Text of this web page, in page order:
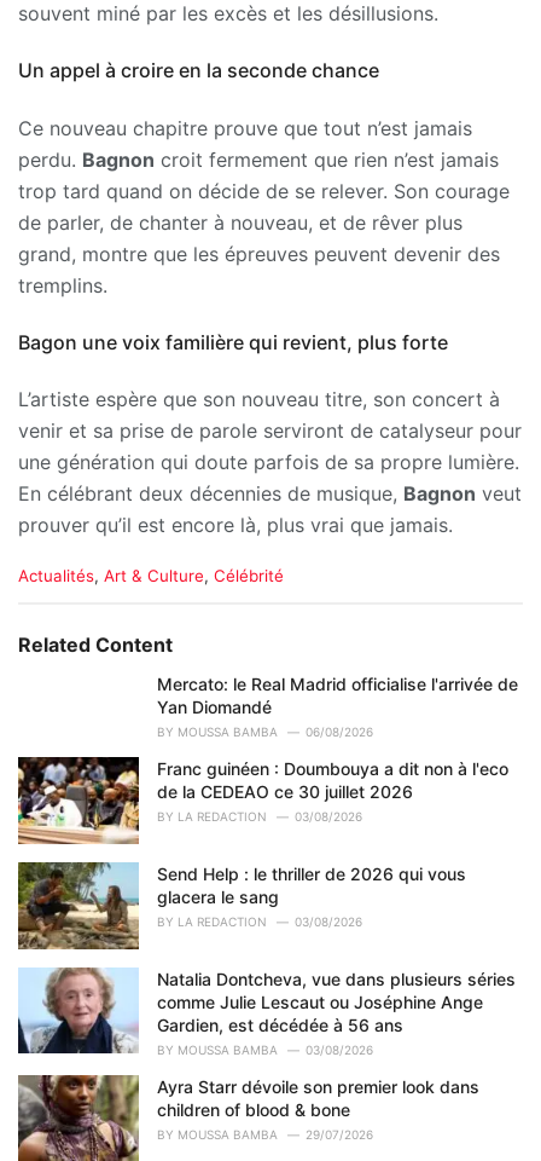
souvent miné par les excès et les désillusions.
Un appel à croire en la seconde chance
Ce nouveau chapitre prouve que tout n’est jamais
perdu. Bagnon croit fermement que rien n’est jamais
trop tard quand on décide de se relever. Son courage
de parler, de chanter à nouveau, et de rêver plus
grand, montre que les épreuves peuvent devenir des
tremplins.
Bagon une voix familière qui revient, plus forte
L’artiste espère que son nouveau titre, son concert à
venir et sa prise de parole serviront de catalyseur pour
une génération qui doute parfois de sa propre lumière.
En célébrant deux décennies de musique, Bagnon veut
prouver qu’il est encore là, plus vrai que jamais.
C
e
s
:
Actualités, Art & Culture, Célébrité
Related Content
Mercato: le Real Madrid officialise l'arrivée de
Yan Diomandé
BY MOUSSA BAMBA 06/08/2026
Franc guinéen : Doumbouya a dit non à l'eco
de la CEDEAO ce 30 juillet 2026
BY LA REDACTION 03/08/2026
Send Help : le thriller de 2026 qui vous
glacera le sang
BY LA REDACTION 03/08/2026
Natalia Dontcheva, vue dans plusieurs séries
comme Julie Lescaut ou Joséphine Ange
Gardien, est décédée à 56 ans
BY MOUSSA BAMBA 03/08/2026
Ayra Starr dévoile son premier look dans
children of blood & bone
BY MOUSSA BAMBA 29/07/2026